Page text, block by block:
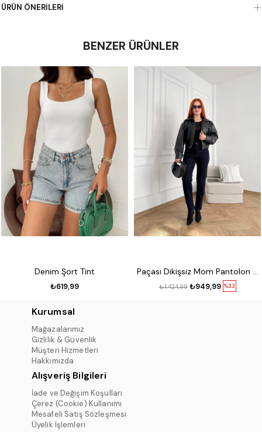
ÜRÜN ÖNERILERI
BENZER ÜRÜNLER
Denim Şort Tint
₺619,99
Paçası Dikişsiz Mom Pantolon 17 lacivert
%33
₺949,99
₺1.424,99
Kurumsal
Mağazalarımız
Gizlilik & Güvenlik
Müşteri Hizmetleri
Hakkımızda
Alışveriş Bilgileri
İade ve Değişim Koşulları
Çerez (Cookie) Kullanımı
Mesafeli Satış Sözleşmesi
Üyelik İşlemleri